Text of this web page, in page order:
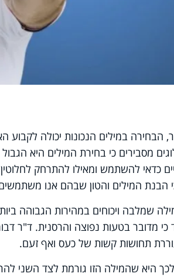
הבחירה במילים הנכונות יכולה
מסבירים כי בחירת המילים היא
כדאי להשתמש ומאילו להתרחק
שמלבה ויכוחים במהירות הגבוהה
מדובר בטעות נפוצה והרסנית. ד"ר
תחושות קשות של כעס ואף זעם.
היא שהמילה הזו גורמת לצד השני